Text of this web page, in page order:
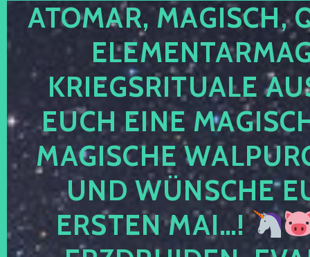
ATOMAR, MAGISCH,
KRIEGSRITUALE
EUCH EINE
MAGISCHE
UND WÜNSCHE
ERSTEN MAI…!